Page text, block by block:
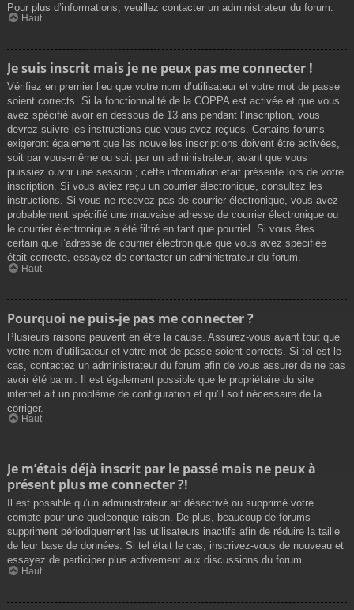
Pour plus d’informations, veuillez contacter un administrateur du forum.
Haut
Je suis inscrit mais je ne peux pas me connecter !
Vérifiez en premier lieu que votre nom d’utilisateur et votre mot de passe
soient corrects. Si la fonctionnalité de la COPPA est activée et que vous
avez spécifié avoir en dessous de 13 ans pendant l’inscription, vous
devrez suivre les instructions que vous avez reçues. Certains forums
exigeront également que les nouvelles inscriptions doivent être activées,
soit par vous-même ou soit par un administrateur, avant que vous
puissiez ouvrir une session ; cette information était présente lors de votre
inscription. Si vous aviez reçu un courrier électronique, consultez les
instructions. Si vous ne recevez pas de courrier électronique, vous avez
probablement spécifié une mauvaise adresse de courrier électronique ou
le courrier électronique a été filtré en tant que pourriel. Si vous êtes
certain que l’adresse de courrier électronique que vous avez spécifiée
était correcte, essayez de contacter un administrateur du forum.
Haut
Pourquoi ne puis-je pas me connecter ?
Plusieurs raisons peuvent en être la cause. Assurez-vous avant tout que
votre nom d’utilisateur et votre mot de passe soient corrects. Si tel est le
cas, contactez un administrateur du forum afin de vous assurer de ne pas
avoir été banni. Il est également possible que le propriétaire du site
internet ait un problème de configuration et qu’il soit nécessaire de la
corriger.
Haut
Je m’étais déjà inscrit par le passé mais ne peux à
présent plus me connecter ?!
Il est possible qu’un administrateur ait désactivé ou supprimé votre
compte pour une quelconque raison. De plus, beaucoup de forums
suppriment périodiquement les utilisateurs inactifs afin de réduire la taille
de leur base de données. Si tel était le cas, inscrivez-vous de nouveau et
essayez de participer plus activement aux discussions du forum.
Haut